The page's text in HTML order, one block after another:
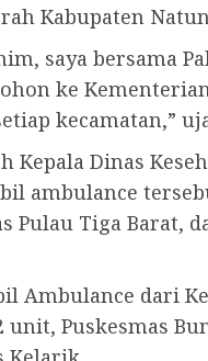
Kabupaten
saya bersama
ke
kecamatan,”
Dinas
ambulance
Pulau Tiga Barat,
Ambulance dari
unit, Puskesmas